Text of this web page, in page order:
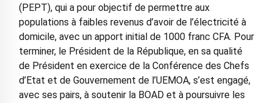
(PEPT), qui a pour objectif de permettre aux
populations à faibles revenus d’avoir de l’électricité à
domicile, avec un apport initial de 1000 franc CFA. Pour
terminer, le Président de la République, en sa qualité
de Président en exercice de la Conférence des Chefs
d’Etat et de Gouvernement de l’UEMOA, s’est engagé,
avec ses pairs, à soutenir la BOAD et à poursuivre les